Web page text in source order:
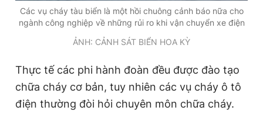
Các vụ cháy tàu biển là một hồi chuông cảnh báo nữa cho
ngành công nghiệp về những rủi ro khi vận chuyển xe điện
ẢNH: CẢNH SÁT BIỂN HOA KỲ
Thực tế các phi hành đoàn đều được đào tạo
chữa cháy cơ bản, tuy nhiên các vụ cháy ô tô
điện thường đòi hỏi chuyên môn chữa cháy.